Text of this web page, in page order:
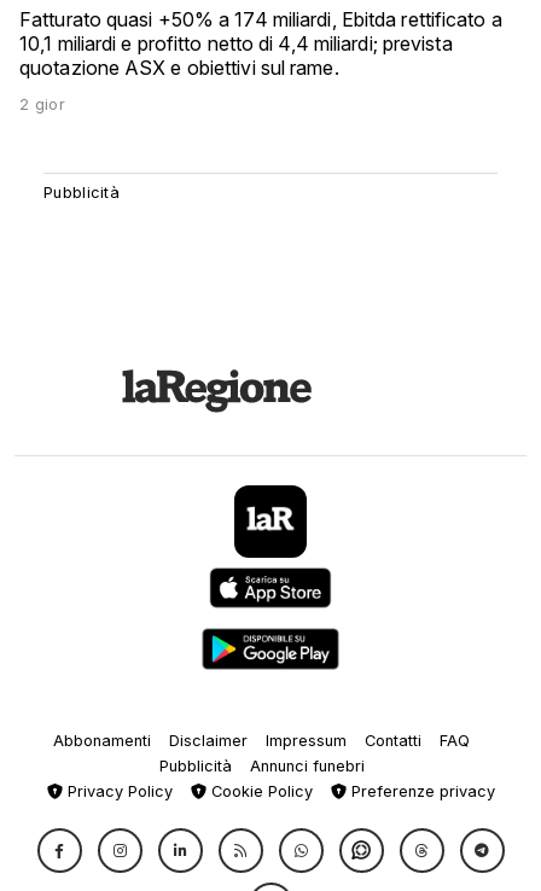
Fatturato quasi +50% a 174 miliardi, Ebitda rettificato a
10,1 miliardi e profitto netto di 4,4 miliardi; prevista
quotazione ASX e obiettivi sul rame.
2 gior
Abbonamenti Disclaimer Impressum Contatti
FAQ
Pubblicità
Annunci funebri
Privacy Policy
Cookie Policy Preferenze privacy